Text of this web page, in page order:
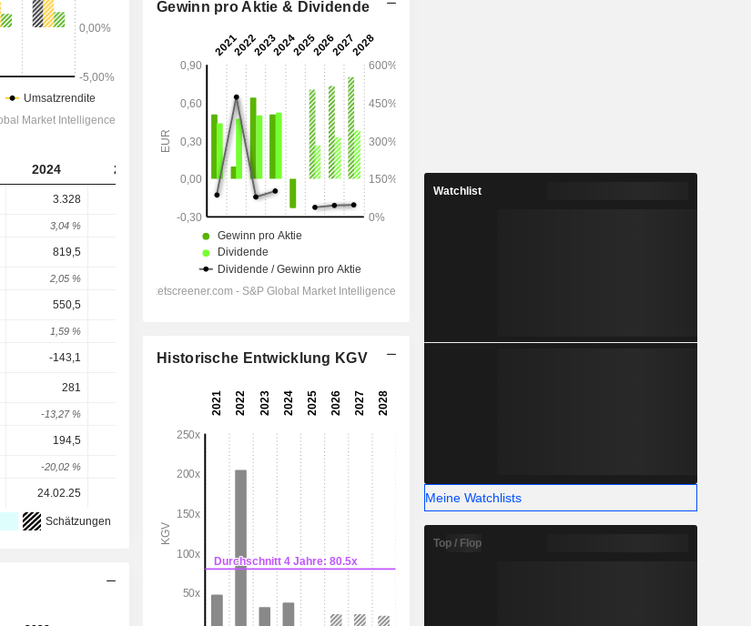
2024 2025 2026 2027 2028
3.328 3.262 3.384
3,04 %
819,5 795,7
2,05 % 4,64 %
550,5
1,59 %
-143,1 -126,3 -121,4 -110,4 -108,9
281 367,7 378,9 423,2
-13,27 % 885,78 % 3,02 % 11,71 %
194,5 272,3 281,2
-20,02 % 412,94 % 3,3 % 10,48 %
24.02.25 -
Schätzungen
Gewinn pro Aktie & Dividende
Historische Entwicklung KGV
Watchlist
Meine Watchlists
Top / Flop